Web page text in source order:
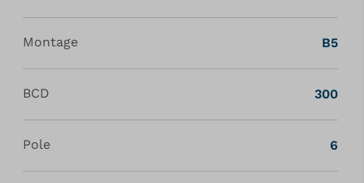
Montage B5
BCD 300
Pole 6